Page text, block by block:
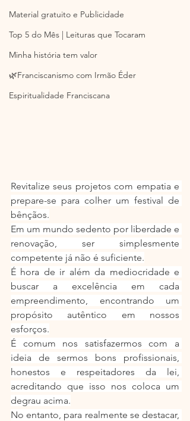
Material gratuito e Publicidade
Top 5 do Mês | Leituras que Tocaram
Minha história tem valor
🌿Franciscanismo com Irmão Éder
Espiritualidade Franciscana
Revitalize seus projetos com empatia e
prepare-se para colher um festival de
bênçãos.
Em um mundo sedento por liberdade e
renovação, ser simplesmente
competente já não é suficiente.
É hora de ir além da mediocridade e
buscar a excelência em cada
empreendimento, encontrando um
propósito autêntico em nossos
esforços.
É comum nos satisfazermos com a
ideia de sermos bons profissionais,
honestos e respeitadores da lei,
acreditando que isso nos coloca um
degrau acima.
No entanto, para realmente se destacar,